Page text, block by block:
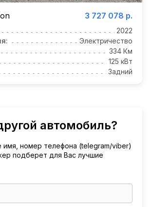
3 727 078 р.
2022
Электричество
334 Км
125 кВт
Задний
автомобиль?
имя, номер телефона (telegram/viber)
подберет для Вас лучшие